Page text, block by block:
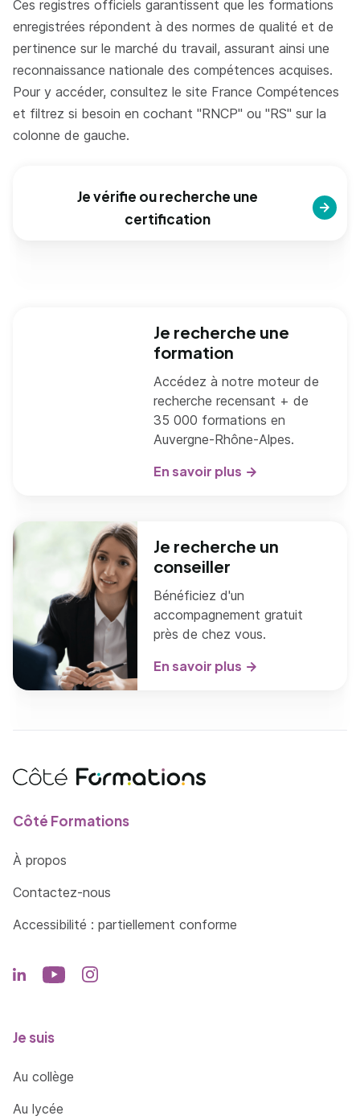
Ces registres officiels garantissent que les formations
enregistrées répondent à des normes de qualité et de
pertinence sur le marché du travail, assurant ainsi une
reconnaissance nationale des compétences acquises.
Pour y accéder, consultez le site France Compétences
et filtrez si besoin en cochant "RNCP" ou "RS" sur la
colonne de gauche.
Je vérifie ou recherche une
certification
Je recherche une
formation
Accédez à notre moteur de
recherche recensant + de
35 000 formations en
Auvergne-Rhône-Alpes.
En savoir plus
Je recherche un
conseiller
Bénéficiez d'un
accompagnement gratuit
près de chez vous.
En savoir plus
Côté Formations
À propos
Contactez-nous
Accessibilité : partiellement conforme
Je suis
Au collège
Au lycée